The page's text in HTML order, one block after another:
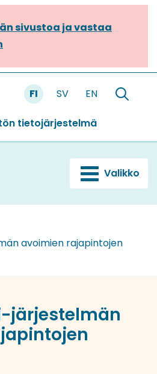
sivustoa ja vastaa
FI SV EN
Hae
tietojärjestelmä
Valikko
avoimien rajapintojen
järjestelmän